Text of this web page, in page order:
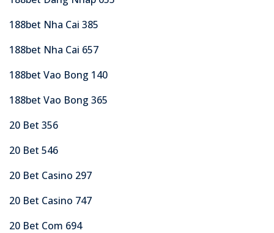
188bet Nha Cai 385
188bet Nha Cai 657
188bet Vao Bong 140
188bet Vao Bong 365
20 Bet 356
20 Bet 546
20 Bet Casino 297
20 Bet Casino 747
20 Bet Com 694